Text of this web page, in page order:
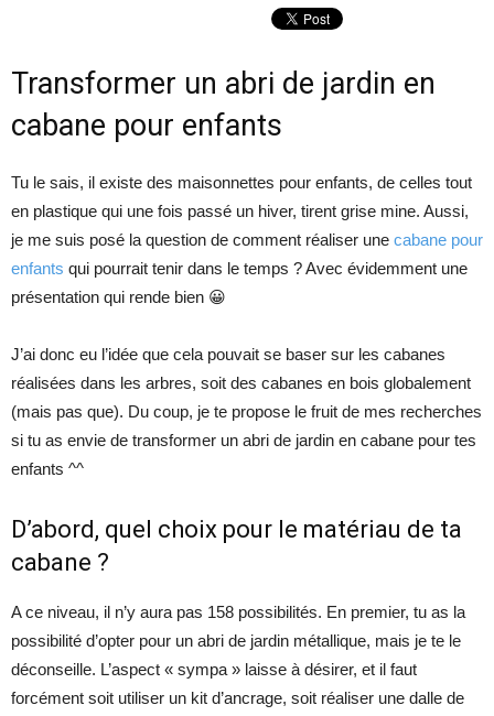
Transformer un abri de jardin en
cabane pour enfants
Tu le sais, il existe des maisonnettes pour enfants, de celles tout
en plastique qui une fois passé un hiver, tirent grise mine. Aussi,
je me suis posé la question de comment réaliser une cabane pour
enfants qui pourrait tenir dans le temps ? Avec évidemment une
présentation qui rende bien 😀
J’ai donc eu l’idée que cela pouvait se baser sur les cabanes
réalisées dans les arbres, soit des cabanes en bois globalement
(mais pas que). Du coup, je te propose le fruit de mes recherches
si tu as envie de transformer un abri de jardin en cabane pour tes
enfants ^^
D’abord, quel choix pour le matériau de ta
cabane ?
A ce niveau, il n’y aura pas 158 possibilités. En premier, tu as la
possibilité d’opter pour un abri de jardin métallique, mais je te le
déconseille. L’aspect « sympa » laisse à désirer, et il faut
forcément soit utiliser un kit d’ancrage, soit réaliser une dalle de